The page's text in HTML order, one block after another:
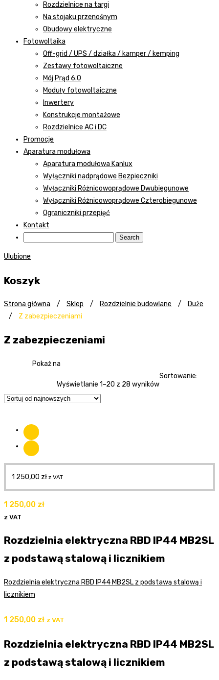
Rozdzielnice na targi
Na stojaku przenośnym
Obudowy elektryczne
Fotowoltaika
Off-grid / UPS / działka / kamper / kemping
Zestawy fotowoltaiczne
Mój Prąd 6.0
Moduły fotowoltaiczne
Inwertery
Konstrukcje montażowe
Rozdzielnice AC i DC
Promocje
Aparatura modułowa
Aparatura modułowa Kanlux
Wyłączniki nadprądowe Bezpieczniki
Wyłączniki Różnicowoprądowe Dwubiegunowe
Wyłączniki Różnicowoprądowe Czterobiegunowe
Ograniczniki przepięć
Kontakt
Ulubione
Koszyk
Strona główna / Sklep / Rozdzielnie budowlane /
Duże
/
Z zabezpieczeniami
Z zabezpieczeniami
Pokaż na
Wyświetlanie 1–20 z 28 wyników
Sortowanie:
1 250,00 zł z VAT
1 250,00 zł
z VAT
Rozdzielnia elektryczna RBD IP44 MB2SL
z podstawą stalową i licznikiem
Rozdzielnia elektryczna RBD IP44 MB2SL z podstawą stalową i
licznikiem
1 250,00 zł z VAT
Rozdzielnia elektryczna RBD IP44 MB2SL
z podstawą stalową i licznikiem